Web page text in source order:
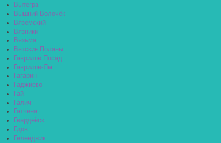
Вытегра
Вышний Волочёк
Вяземский
Вязники
Вязьма
Вятские Поляны
Гаврилов Посад
Гаврилов-Ям
Гагарин
Гаджиево
Гай
Галич
Гатчина
Гвардейск
Гдов
Геленджик